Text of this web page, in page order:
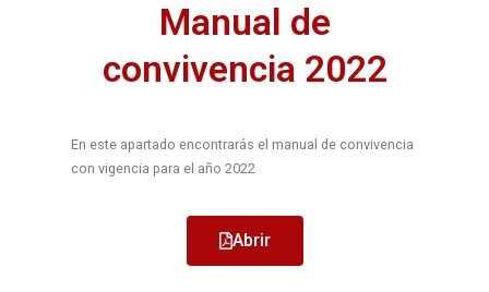
Manual de
convivencia 2022
En este apartado encontrarás el manual de convivencia
con vigencia para el año 2022
Abrir